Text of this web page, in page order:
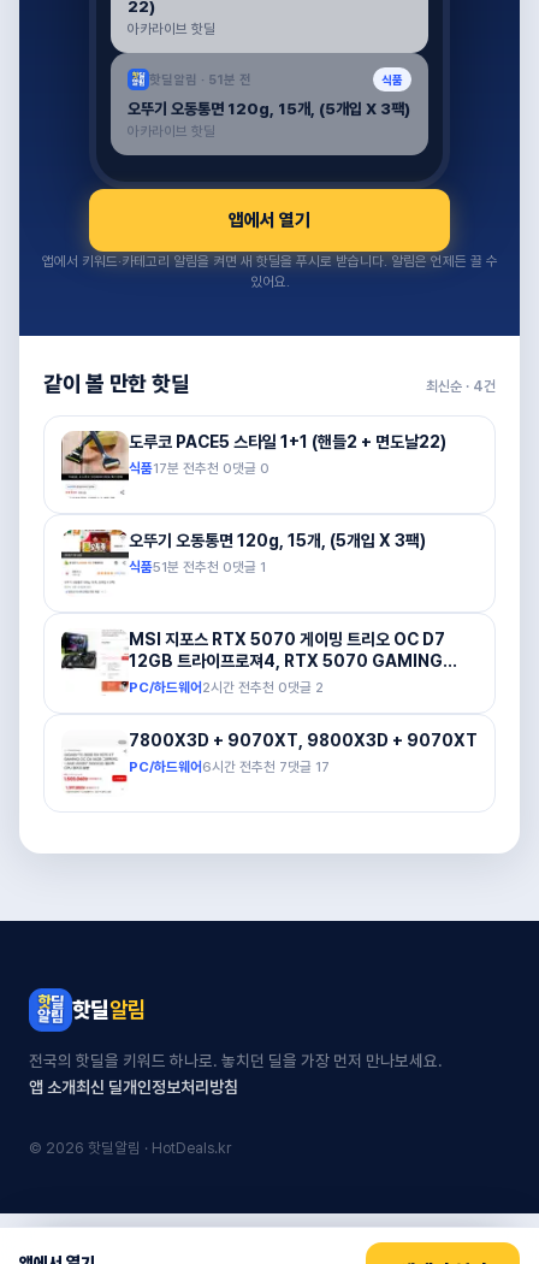
22)
아카라이브 핫딜
핫딜알림 · 51분 전 식품
오뚜기 오동통면 120g, 15개, (5개입 X 3팩)
아카라이브 핫딜
앱에서 열기
앱에서 키워드·카테고리 알림을 켜면 새 핫딜을 푸시로 받습니다. 알림은 언제든 끌 수
있어요.
같이 볼 만한 핫딜 최신순 · 4건
도루코 PACE5 스타일 1+1 (핸들2 + 면도날22)
식품17분 전추천 0댓글 0
오뚜기 오동통면 120g, 15개, (5개입 X 3팩)
식품51분 전추천 0댓글 1
MSI 지포스 RTX 5070 게이밍 트리오 OC D7
12GB 트라이프로져4, RTX 5070 GAMING
TRIO
PC/하드웨어 2시간 전추천 0댓글 2
7800X3D + 9070XT, 9800X3D + 9070XT
PC/하드웨어 6시간 전추천 7댓글 17
핫딜알림
전국의 핫딜을 키워드 하나로. 놓치던 딜을 가장 먼저 만나보세요.
앱 소개최신 딜개인정보처리방침
© 2026 핫딜알림 · HotDeals.kr